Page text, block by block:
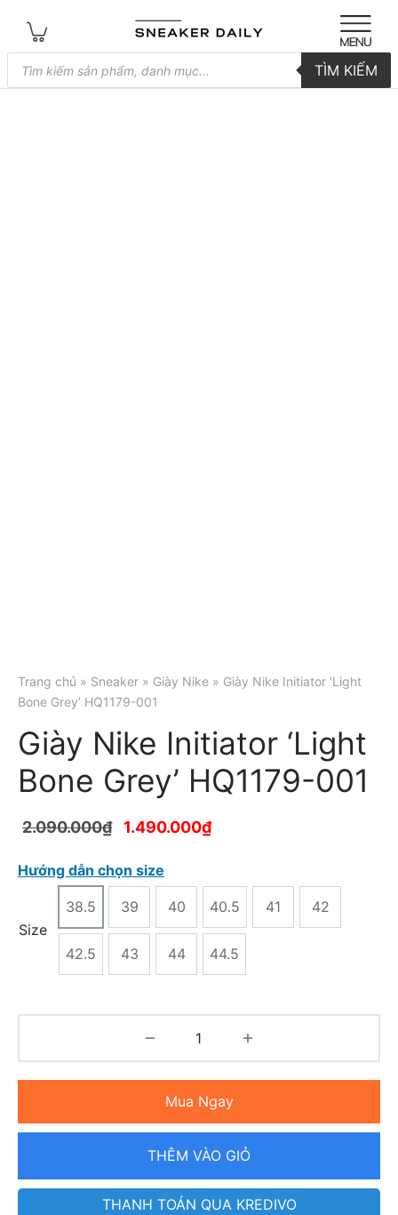
Tìm
kiếm
sản
TÌM KIẾM
Trang chủ » Sneaker » Giày Nike » Giày Nike Initiator ‘Light
Bone Grey’ HQ1179-001
Giày Nike Initiator ‘Light
Bone Grey’ HQ1179-001
2.090.000₫ 1.490.000₫
Hướng dẫn chọn size
Size
38.5 39 40 40.5 41 42
42.5 43 44 44.5
Mua Ngay
THÊM VÀO GIỎ
THANH TOÁN QUA KREDIVO